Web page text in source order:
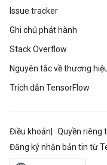
Issue tracker
Ghi chú phát hành
Stack Overflow
Nguyên tắc về thương
Trích dẫn TensorFlow
Điều khoản Quyền riêng
Đăng ký nhận bản tin từ